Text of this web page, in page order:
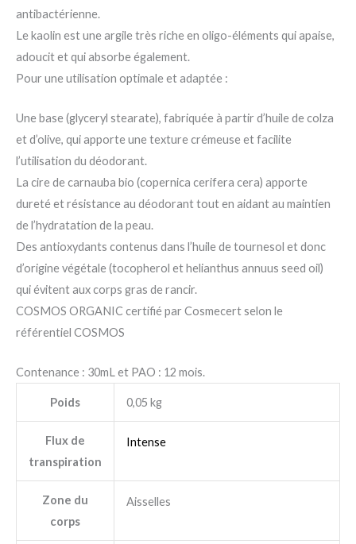
antibactérienne.
Le kaolin est une argile très riche en oligo-éléments qui apaise,
adoucit et qui absorbe également.
Pour une utilisation optimale et adaptée :
Une base (glyceryl stearate), fabriquée à partir d’huile de colza
et d’olive, qui apporte une texture crémeuse et facilite
l’utilisation du déodorant.
La cire de carnauba bio (copernica cerifera cera) apporte
dureté et résistance au déodorant tout en aidant au maintien
de l’hydratation de la peau.
Des antioxydants contenus dans l’huile de tournesol et donc
d’origine végétale (tocopherol et helianthus annuus seed oil)
qui évitent aux corps gras de rancir.
COSMOS ORGANIC certifié par Cosmecert selon le
référentiel COSMOS
Contenance : 30mL et PAO : 12 mois.
Poids 0,05 kg
Flux de
transpiration
Intense
Zone du
corps
Aisselles